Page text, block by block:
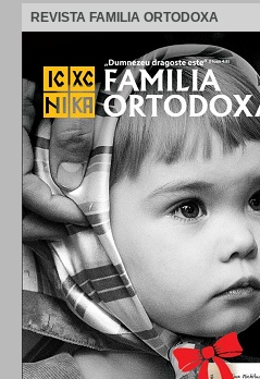
REVISTA FAMILIA ORTODOXA